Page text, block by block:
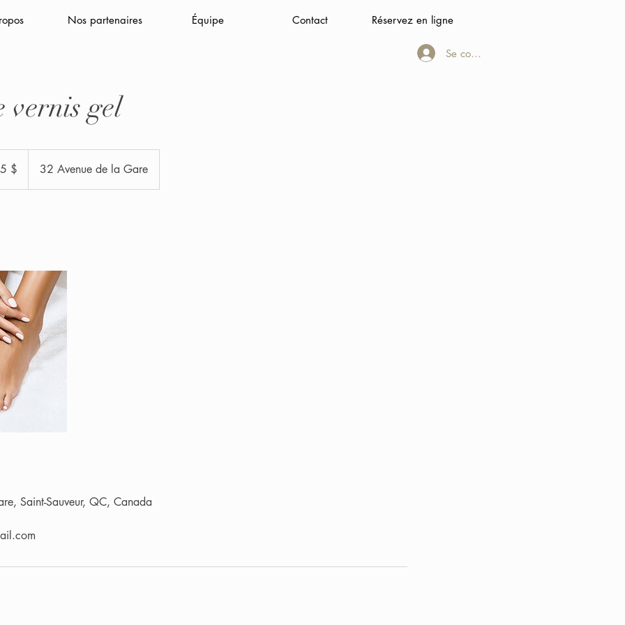
Nos partenaires Équipe Contact Réservez en ligne
Se connecter
vernis gel
$ 32 Avenue de la Gare
Saint-Sauveur, QC, Canada